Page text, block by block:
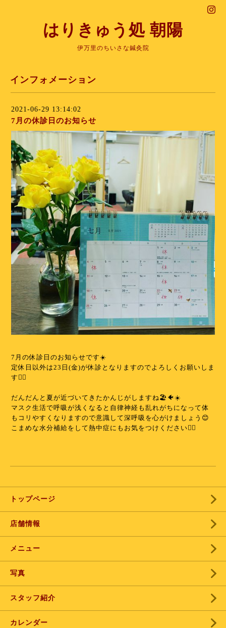
はりきゅう処 朝陽
伊万里のちいさな鍼灸院
インフォメーション
2021-06-29 13:14:02
7月の休診日のお知らせ
7月の休診日のお知らせです☀️
定休日以外は23日(金)が休診となりますのでよろしくお願いしま
す🙇‍♀️
だんだんと夏が近づいてきたかんじがしますね🏖🐠☀️
マスク生活で呼吸が浅くなると自律神経も乱れがちになって体
もコリやすくなりますので意識して深呼吸を心がけましょう😊
こまめな水分補給をして熱中症にもお気をつけください✊🏻
トップページ
店舗情報
メニュー
写真
スタッフ紹介
カレンダー